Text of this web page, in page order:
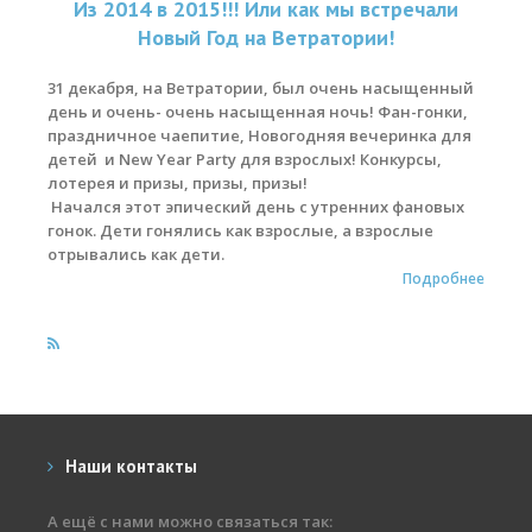
Места катания
Наши Станции
Ветратория.Вьетнам
Ветратория Россия
Ветратория.Египет
Из 2014 в 2015!!! Или как мы встречали
Новый Год на Ветратории!
31 декабря, на Ветратории, был очень насыщенный
день и очень- очень насыщенная ночь! Фан-гонки,
праздничное чаепитие, Новогодняя вечеринка для
детей и New Year Party для взрослых! Конкурсы,
лотерея и призы, призы, призы!
Начался этот эпический день с утренних фановых
гонок. Дети гонялись как взрослые, а взрослые
отрывались как дети.
Подробнее
Наши контакты
А ещё с нами можно связаться так: